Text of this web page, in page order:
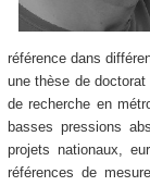
référence dans
une thèse de doctorat
de recherche en
basses pressions
projets nationaux,
références de